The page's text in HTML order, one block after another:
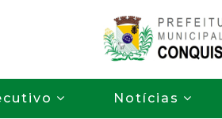
para
o
conteúdo
principal
P
Notícias